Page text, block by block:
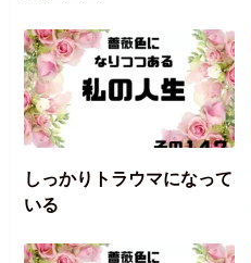
しっかりトラウマになって
いる